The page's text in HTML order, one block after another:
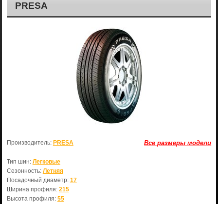
PRESA
Все размеры модели
Производитель: PRESA
Тип шин: Легковые
Сезонность: Летняя
Посадочный диаметр: 17
Ширина профиля: 215
Высота профиля: 55